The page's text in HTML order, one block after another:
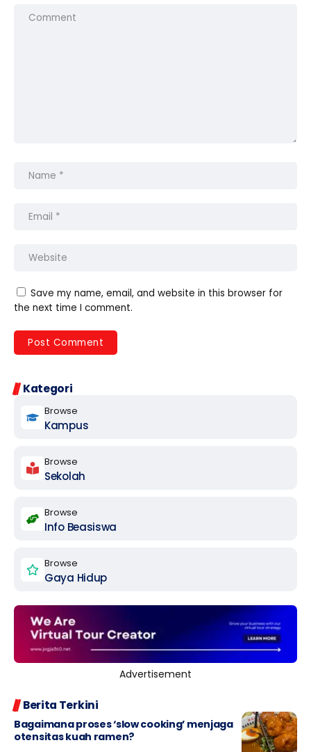
Save my name, email, and website in this browser for
the next time I comment.
Kategori
Browse
Kampus
Browse
Sekolah
Browse
Info Beasiswa
Browse
Gaya Hidup
Advertisement
Berita Terkini
Bagaimana proses ‘slow cooking’ menjaga
otensitas kuah ramen?